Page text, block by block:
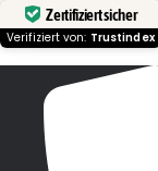
Zertifiziert sicher
Verifiziert von: Trustindex